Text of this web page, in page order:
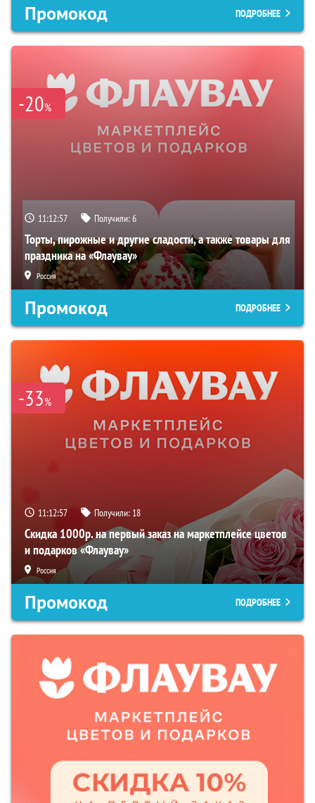
Промокод ПОДРОБНЕЕ
-20%
11:12:55 Получили:6
Торты, пирожные и другие сладости, а также товары для
праздника на «Флаувау»
Россия
Промокод ПОДРОБНЕЕ
-33%
11:12:55 Получили: 18
Скидка 1000р. на первый заказ на маркетплейсе цветов
и подарков «Флаувау»
Россия
Промокод ПОДРОБНЕЕ